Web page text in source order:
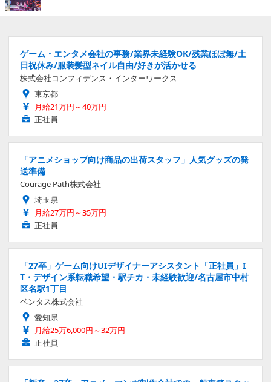
ゲーム・エンタメ会社の事務/業界未経験OK/残業ほぼ無/土
日祝休み/服装髪型ネイル自由/好きが活かせる
株式会社コンフィデンス・インターワークス
東京都
月給21万円～40万円
正社員
「アニメショップ向け商品の出荷スタッフ」人気グッズの発
送準備
Courage Path株式会社
埼玉県
月給27万円～35万円
正社員
「27卒」ゲーム向けUIデザイナーアシスタント「正社員」I
T・デザイン系転職希望・駅チカ・未経験歓迎/名古屋市中村
区名駅1丁目
ベンタス株式会社
愛知県
月給25万6,000円～32万円
正社員